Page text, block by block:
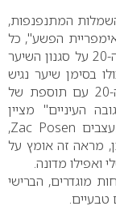
המתנפנפות,
הפשע", כל
אלו תרמו להשפעה ההולכת וגוברת של שנות ה-20 על סגנון השיער
למרות שחורף 2012 הוא כולו בסימן שיער נגיש
ובריא, מראה זה קורץ בעדינות לעבר שנות ה-20 עם תוספת של
העיניים" מציין
Zac Posen
,
מראה זה אומץ על
ואפילו מדונה.
מוגדרים, הברישי